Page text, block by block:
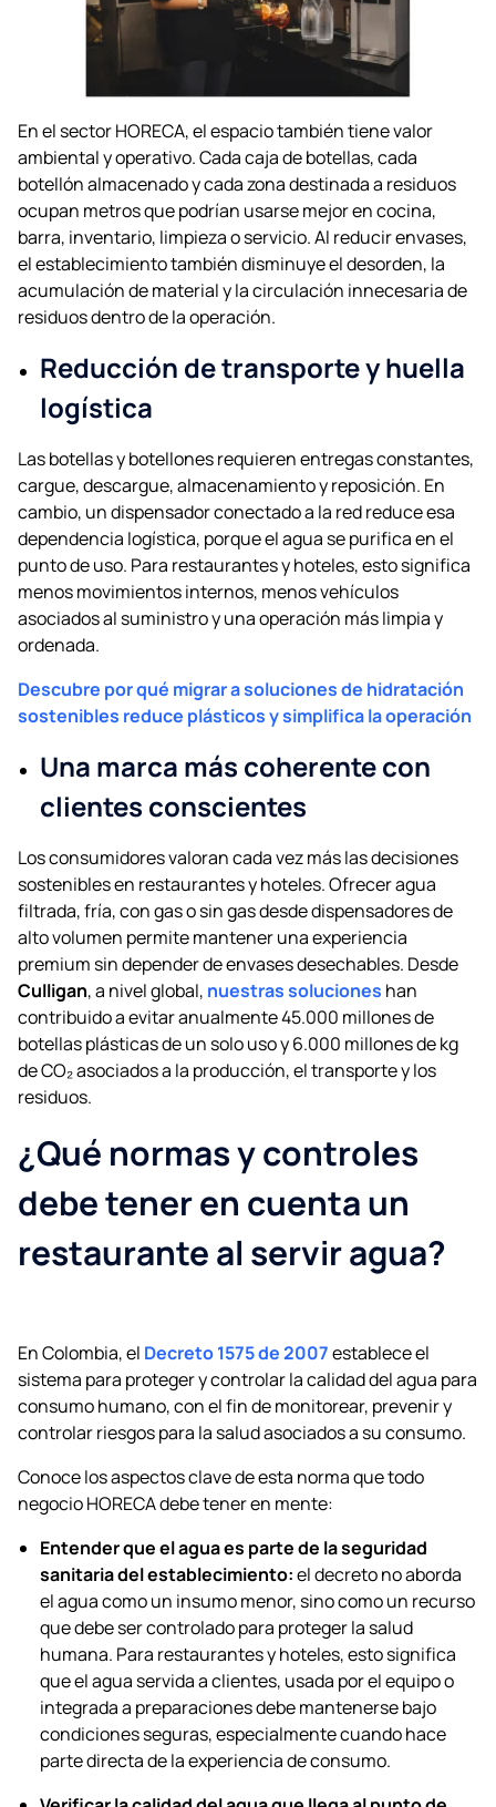
En el sector HORECA, el espacio también tiene valor
ambiental y operativo. Cada caja de botellas, cada
botellón almacenado y cada zona destinada a residuos
ocupan metros que podrían usarse mejor en cocina,
barra, inventario, limpieza o servicio. Al reducir envases,
el establecimiento también disminuye el desorden, la
acumulación de material y la circulación innecesaria de
residuos dentro de la operación.
Reducción de transporte y huella
logística
Las botellas y botellones requieren entregas constantes,
cargue, descargue, almacenamiento y reposición. En
cambio, un dispensador conectado a la red reduce esa
dependencia logística, porque el agua se purifica en el
punto de uso. Para restaurantes y hoteles, esto significa
menos movimientos internos, menos vehículos
asociados al suministro y una operación más limpia y
ordenada.
Descubre por qué migrar a soluciones de hidratación
sostenibles reduce plásticos y simplifica la operación
Una marca más coherente con
clientes conscientes
Los consumidores valoran cada vez más las decisiones
sostenibles en restaurantes y hoteles. Ofrecer agua
filtrada, fría, con gas o sin gas desde dispensadores de
alto volumen permite mantener una experiencia
premium sin depender de envases desechables. Desde
Culligan, a nivel global, nuestras soluciones han
contribuido a evitar anualmente 45.000 millones de
botellas plásticas de un solo uso y 6.000 millones de kg
de CO₂ asociados a la producción, el transporte y los
residuos.
¿Qué normas y controles
debe tener en cuenta un
restaurante al servir agua?
En Colombia, el Decreto 1575 de 2007establece el
sistema para proteger y controlar la calidad del agua para
consumo humano, con el fin de monitorear, prevenir y
controlar riesgos para la salud asociados a su consumo.
Conoce los aspectos clave de esta norma que todo
negocio HORECA debe tener en mente:
Entender que el agua es parte de la seguridad
sanitaria del establecimiento:el decreto no aborda
el agua como un insumo menor, sino como un recurso
que debe ser controlado para proteger la salud
humana. Para restaurantes y hoteles, esto significa
que el agua servida a clientes, usada por el equipo o
integrada a preparaciones debe mantenerse bajo
condiciones seguras, especialmente cuando hace
parte directa de la experiencia de consumo.